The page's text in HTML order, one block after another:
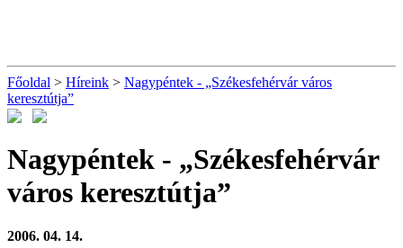
Főoldal > Híreink > Nagypéntek - „Székesfehérvár város
keresztútja”
Nagypéntek - „Székesfehérvár
város keresztútja”
2006. 04. 14.